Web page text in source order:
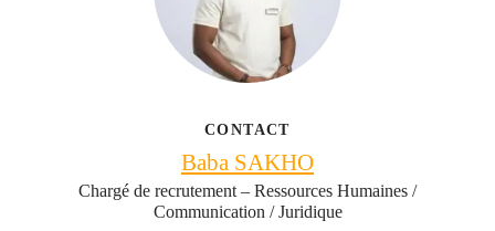
CONTACT
Baba SAKHO
Chargé de recrutement – Ressources Humaines /
Communication / Juridique